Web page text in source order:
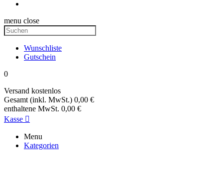
menu close
Wunschliste
Gutschein
0
Versand kostenlos
Gesamt (inkl. MwSt.) 0,00 €
enthaltene MwSt. 0,00 €
Kasse 
Menu
Kategorien